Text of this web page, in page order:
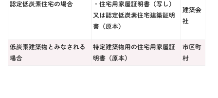
認定低炭素住宅の場合
・住宅用家屋証明書（写し）
又は認定低炭素住宅建築証明
書（原本）
建築会
社
低炭素建築物とみなされる
場合
特定建築物用の住宅用家屋証
明書（原本）
市区町
村